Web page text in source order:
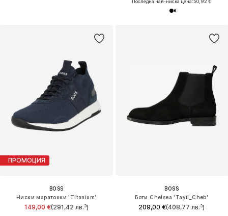
Последна най-ниска цена:50,92 €
ПРОМОЦИЯ
BOSS
Ниски маратонки 'Titanium'
149,00 €(291,42 лв.³)
BOSS
Боти Chelsea 'Tayil_Cheb'
209,00 €(408,77 лв.³)